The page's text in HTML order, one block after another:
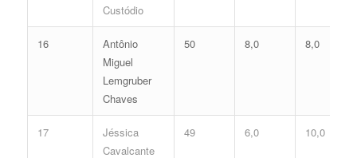
Custódio
16
Antônio
Miguel
Lemgruber
Chaves
50 8,0 8,0
17
Jéssica
Cavalcante
49 6,0 10,0